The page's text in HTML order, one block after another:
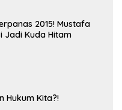
2015! Mustafa
Jadi Kuda Hitam
Hukum Kita?!